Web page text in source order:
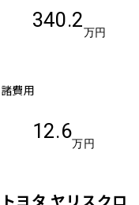
340.2
万円
諸費用
12.6
万円
トヨタ ヤリスクロ